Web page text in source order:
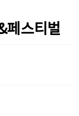
페스티벌